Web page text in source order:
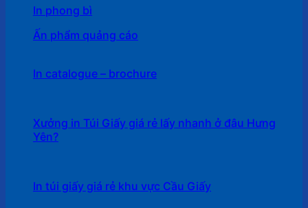
In phong bì
Ấn phẩm quảng cáo
In catalogue – brochure
Xưởng in Túi Giấy giá rẻ lấy nhanh ở đâu Hưng
Yên?
In túi giấy giá rẻ khu vực Cầu Giấy